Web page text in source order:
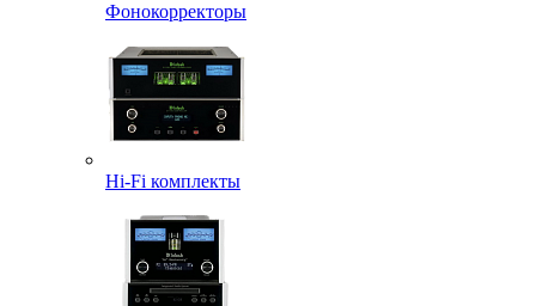
Фонокорректоры
Hi-Fi комплекты